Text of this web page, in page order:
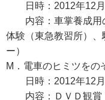
日時：2012年12月
内容：車掌養成用
体験（東急教習所）
ー）
M．電車のヒミツをの
日時：2012年12月
内容：ＤＶＤ観賞